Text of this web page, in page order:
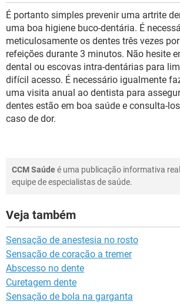
É portanto simples prevenir uma artrite
uma boa higiene buco-dentária. É
meticulosamente os dentes três vezes
refeições durante 3 minutos. Não hesite
dental ou escovas intra-dentárias para
difícil acesso. É necessário igualmente
uma visita anual ao dentista para
dentes estão em boa saúde e consulta-
caso de dor.
CCM Saúdeé uma publicação informativa
equipe de especialistas de saúde.
Veja também
Sensação de anestesia no rosto
Sensação de coração a tremer
Abscesso no dente
Curetagem dente
Sensação de bola na garganta